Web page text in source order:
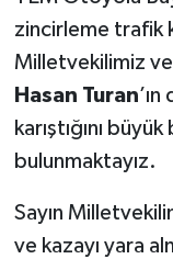
zincirleme trafik
Milletvekilimiz
Hasan Turan
karıştığını
bulunmaktayız.
Sayın
ve kazayı yara